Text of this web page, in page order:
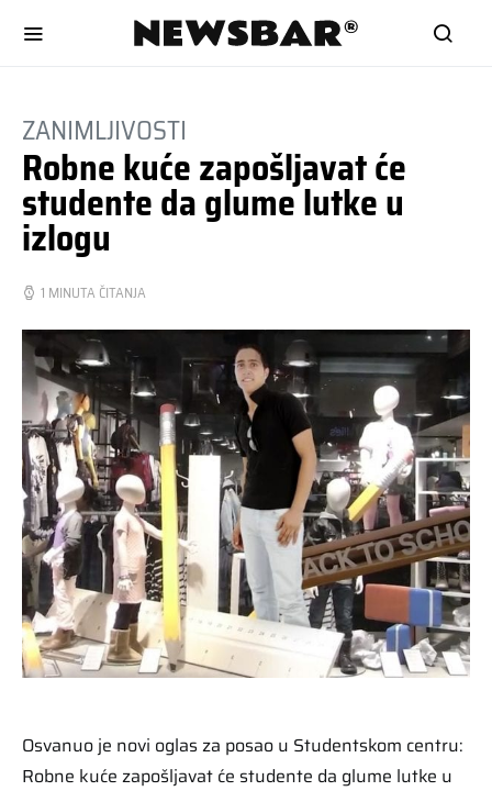
ZANIMLJIVOSTI
Robne kuće zapošljavat će
studente da glume lutke u
izlogu
1 MINUTA ČITANJA
Osvanuo je novi oglas za posao u Studentskom centru:
Robne kuće zapošljavat će studente da glume lutke u